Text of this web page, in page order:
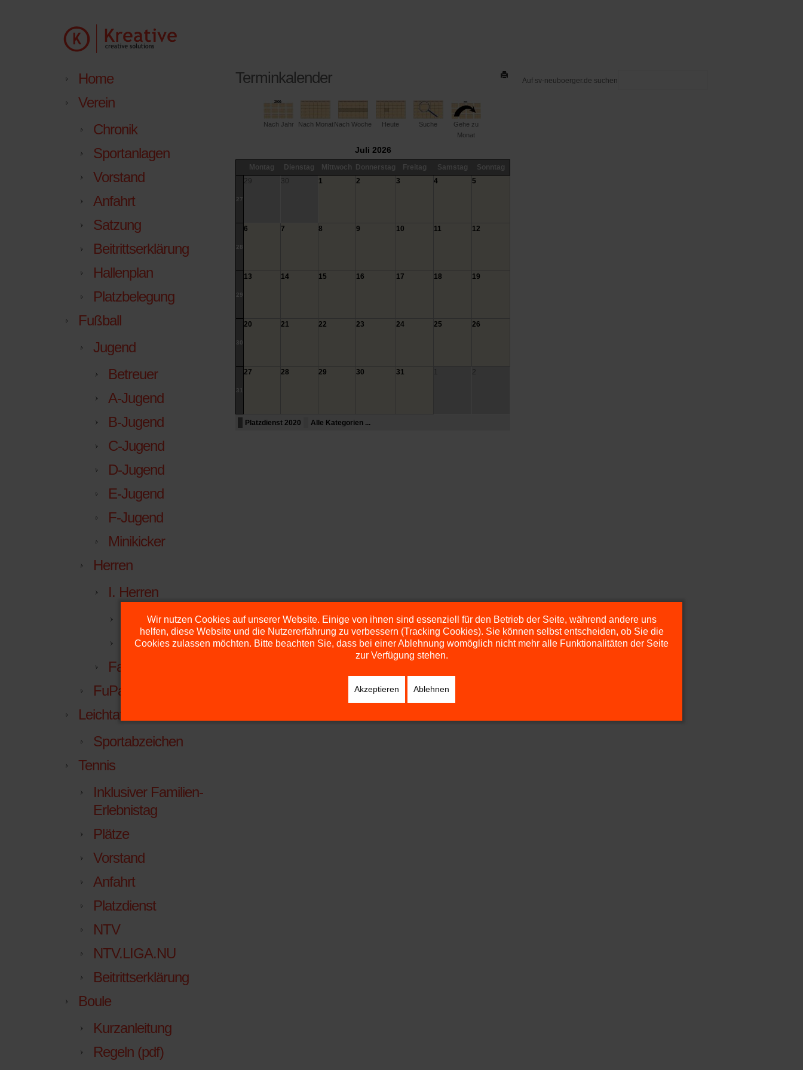
Home
Verein
Chronik
Sportanlagen
Vorstand
Anfahrt
Satzung
Beitrittserklärung
Hallenplan
Platzbelegung
Fußball
Jugend
Betreuer
A-Jugend
B-Jugend
C-Jugend
D-Jugend
E-Jugend
F-Jugend
Minikicker
Herren
I. Herren
Kreisliga
Mannschaft
Facebook
FuPa.net
Leichtathletik
Sportabzeichen
Tennis
Inklusiver Familien-
Erlebnistag
Plätze
Vorstand
Anfahrt
Platzdienst
NTV
NTV.LIGA.NU
Beitrittserklärung
Boule
Kurzanleitung
Regeln (pdf)
Terminkalender
Nach Jahr Nach Monat Nach Woche Heute Suche
Gehe zu
Monat
Juli 2026
Montag Dienstag Mittwoch Donnerstag Freitag Samstag Sonntag
27
29 30 1 2 3 4 5
28
6 7 8 9 10 11 12
29
13 14 15 16 17 18 19
30
20 21 22 23 24 25 26
31
27 28 29 30 31 1 2
Platzdienst 2020 Alle Kategorien ...
Auf sv-neuboerger.de suchen
Wir nutzen Cookies auf unserer Website. Einige von ihnen sind essenziell für den Betrieb der Seite, während andere uns
helfen, diese Website und die Nutzererfahrung zu verbessern (Tracking Cookies). Sie können selbst entscheiden, ob Sie die
Cookies zulassen möchten. Bitte beachten Sie, dass bei einer Ablehnung womöglich nicht mehr alle Funktionalitäten der Seite
zur Verfügung stehen.
Akzeptieren Ablehnen